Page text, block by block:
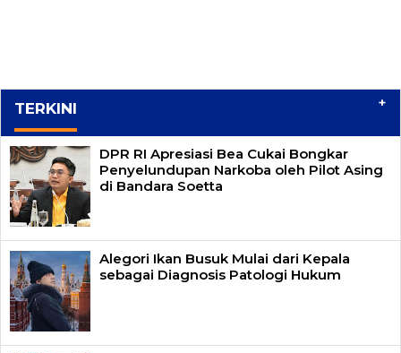
TERKINI +
DPR RI Apresiasi Bea Cukai Bongkar
Penyelundupan Narkoba oleh Pilot Asing
di Bandara Soetta
Alegori Ikan Busuk Mulai dari Kepala
sebagai Diagnosis Patologi Hukum